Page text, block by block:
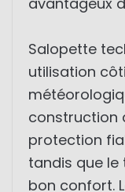
Salopette
utilisation
construction
protection
tandis que le
bon confort.